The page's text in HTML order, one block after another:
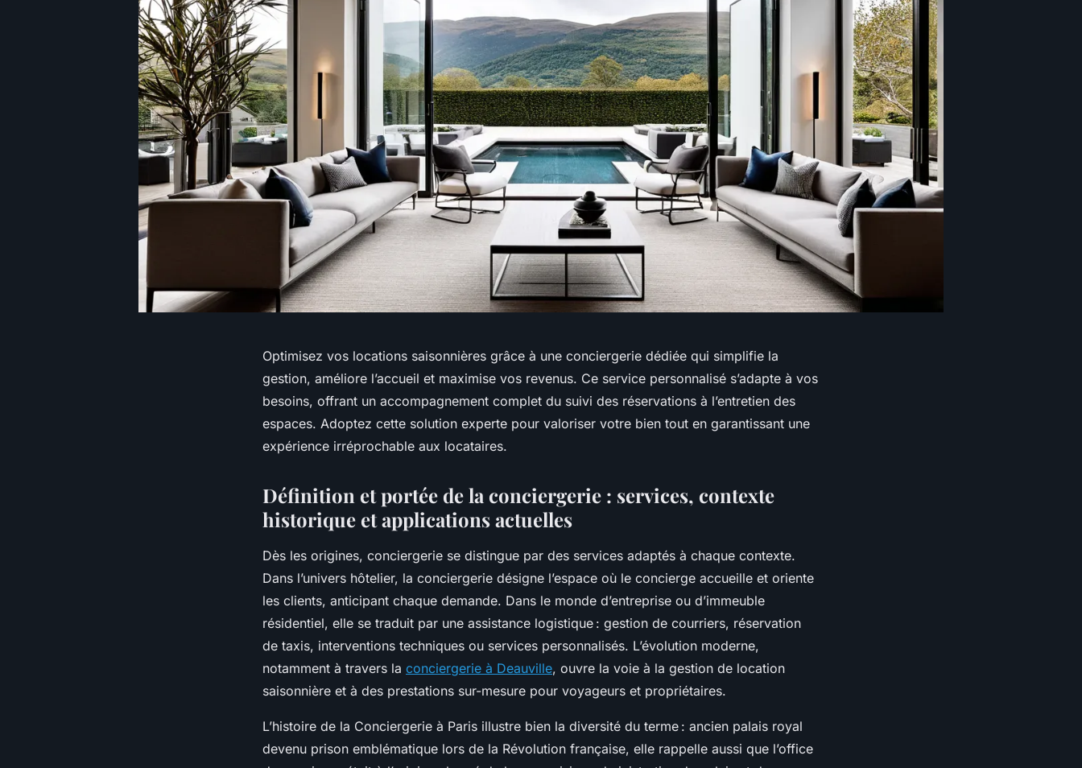
Optimisez vos locations saisonnières grâce à une conciergerie dédiée qui simplifie la
gestion, améliore l’accueil et maximise vos revenus. Ce service personnalisé s’adapte à vos
besoins, offrant un accompagnement complet du suivi des réservations à l’entretien des
espaces. Adoptez cette solution experte pour valoriser votre bien tout en garantissant une
expérience irréprochable aux locataires.
Définition et portée de la conciergerie : services, contexte
historique et applications actuelles
Dès les origines, conciergerie se distingue par des services adaptés à chaque contexte.
Dans l’univers hôtelier, la conciergerie désigne l’espace où le concierge accueille et oriente
les clients, anticipant chaque demande. Dans le monde d’entreprise ou d’immeuble
résidentiel, elle se traduit par une assistance logistique : gestion de courriers, réservation
de taxis, interventions techniques ou services personnalisés. L’évolution moderne,
notamment à travers la conciergerie à Deauville, ouvre la voie à la gestion de location
saisonnière et à des prestations sur-mesure pour voyageurs et propriétaires.
L’histoire de la Conciergerie à Paris illustre bien la diversité du terme : ancien palais royal
devenu prison emblématique lors de la Révolution française, elle rappelle aussi que l’office